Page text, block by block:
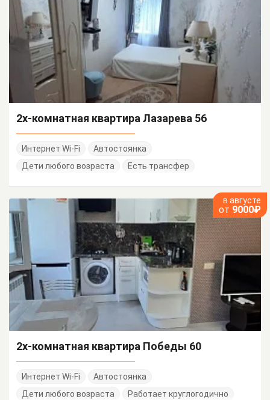
2х-комнатная квартира Лазарева 56
Интернет Wi-Fi
Автостоянка
Дети любого возраста
Есть трансфер
в августе
от 9000₽
2х-комнатная квартира Победы 60
Интернет Wi-Fi
Автостоянка
Дети любого возраста
Работает круглогодично